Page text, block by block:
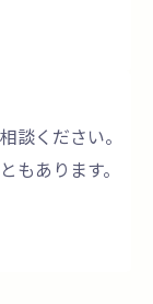
談ください。
もあります。